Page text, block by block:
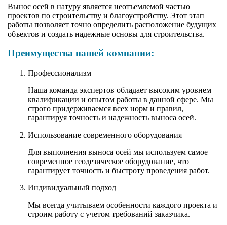
Вынос осей в натуру является неотъемлемой частью
проектов по строительству и благоустройству. Этот этап
работы позволяет точно определить расположение будущих
объектов и создать надежные основы для строительства.
Преимущества нашей компании:
Профессионализм
Наша команда экспертов обладает высоким уровнем
квалификации и опытом работы в данной сфере. Мы
строго придерживаемся всех норм и правил,
гарантируя точность и надежность выноса осей.
Использование современного оборудования
Для выполнения выноса осей мы используем самое
современное геодезическое оборудование, что
гарантирует точность и быстроту проведения работ.
Индивидуальный подход
Мы всегда учитываем особенности каждого проекта и
строим работу с учетом требований заказчика.